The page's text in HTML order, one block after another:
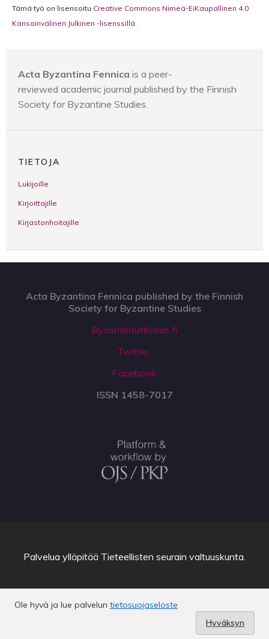
Tämä työ on lisensoitu Creative Commons Nimeä-EiKaupallinen 4.0
Kansainvälinen Julkinen -lisenssillä.
Acta Byzantina Fennica is a peer-
reviewed academic journal published by the Finnish
Society for Byzantine Studies.
TIETOJA
Lukijoille
Kirjoittajille
Kirjastonhoitajille
Acta Byzantina Fennica published by the Finnish
Society for Byzantine Studies
Bysantintutkimus.fi
Twitter
Facebook
ISSN 1458-7017
Ole hyvä ja lue palvelun tietosuojaseloste
Hyväksyn
Palvelua ylläpitää Tieteellisten seurain valtuuskunta.